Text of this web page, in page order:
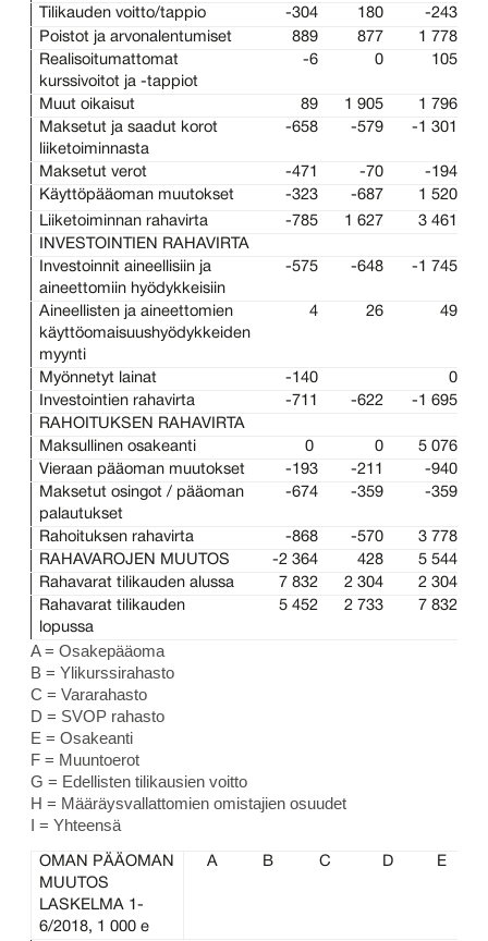
Tilikauden voitto/tappio
-304 180
-243
Poistot ja arvonalentumiset
889 877
1 778
Realisoitumattomat
kurssivoitot ja -tappiot
-6 0 105
Muut oikaisut 89 1 905
1 796
Maksetut ja saadut korot
liiketoiminnasta
-658 -579 -1 301
Maksetut verot -471 -70
-194
Käyttöpääoman muutokset
-323 -687
1 520
Liiketoiminnan rahavirta
-785 1 627
3 461
INVESTOINTIEN RAHAVIRTA
Investoinnit aineellisiin ja
aineettomiin hyödykkeisiin
-575 -648 -1 745
Aineellisten ja aineettomien
käyttöomaisuushyödykkeiden
myynti
4 26 49
Myönnetyt lainat -140
0
Investointien rahavirta
-711 -622
-1 695
RAHOITUKSEN RAHAVIRTA
Maksullinen osakeanti
0 0
5 076
Vieraan pääoman muutokset
-193 -211
-940
Maksetut osingot / pääoman
palautukset
-674 -359 -359
Rahoituksen rahavirta -868 -570
3 778
RAHAVAROJEN MUUTOS
-2 364 428
5 544
Rahavarat tilikauden alussa
7 832 2 304
2 304
Rahavarat tilikauden
lopussa
5 452 2 733 7 832
A = Osakepääoma
B = Ylikurssirahasto
C = Vararahasto
D = SVOP rahasto
E = Osakeanti
F = Muuntoerot
G = Edellisten tilikausien voitto
H = Määräysvallattomien omistajien osuudet
I = Yhteensä
OMAN PÄÄOMAN
MUUTOS
LASKELMA 1-
6/2018, 1 000 e
A B C D E